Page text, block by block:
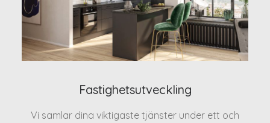
Fastighetsutveckling
Vi samlar dina viktigaste tjänster under ett och